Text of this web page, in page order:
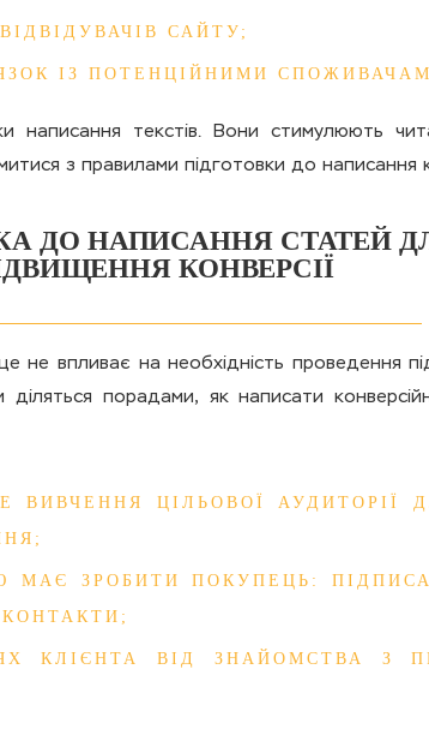
САЙТУ;
ІЗ ПОТЕНЦІЙНИМИ
написання текстів. Вони стимулюють
з правилами підготовки до написання
ДО НАПИСАННЯ СТАТЕЙ
КОНВЕРСІЇ
не впливає на необхідність проведення
діляться порадами, як написати
ВИВЧЕННЯ ЦІЛЬОВОЇ АУДИТОРІЇ
МАЄ ЗРОБИТИ ПОКУПЕЦЬ:
КЛІЄНТА ВІД ЗНАЙОМСТВА З